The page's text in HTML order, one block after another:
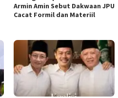
Armin Amin Sebut Dakwaan JPU
Cacat Formil dan Materiil